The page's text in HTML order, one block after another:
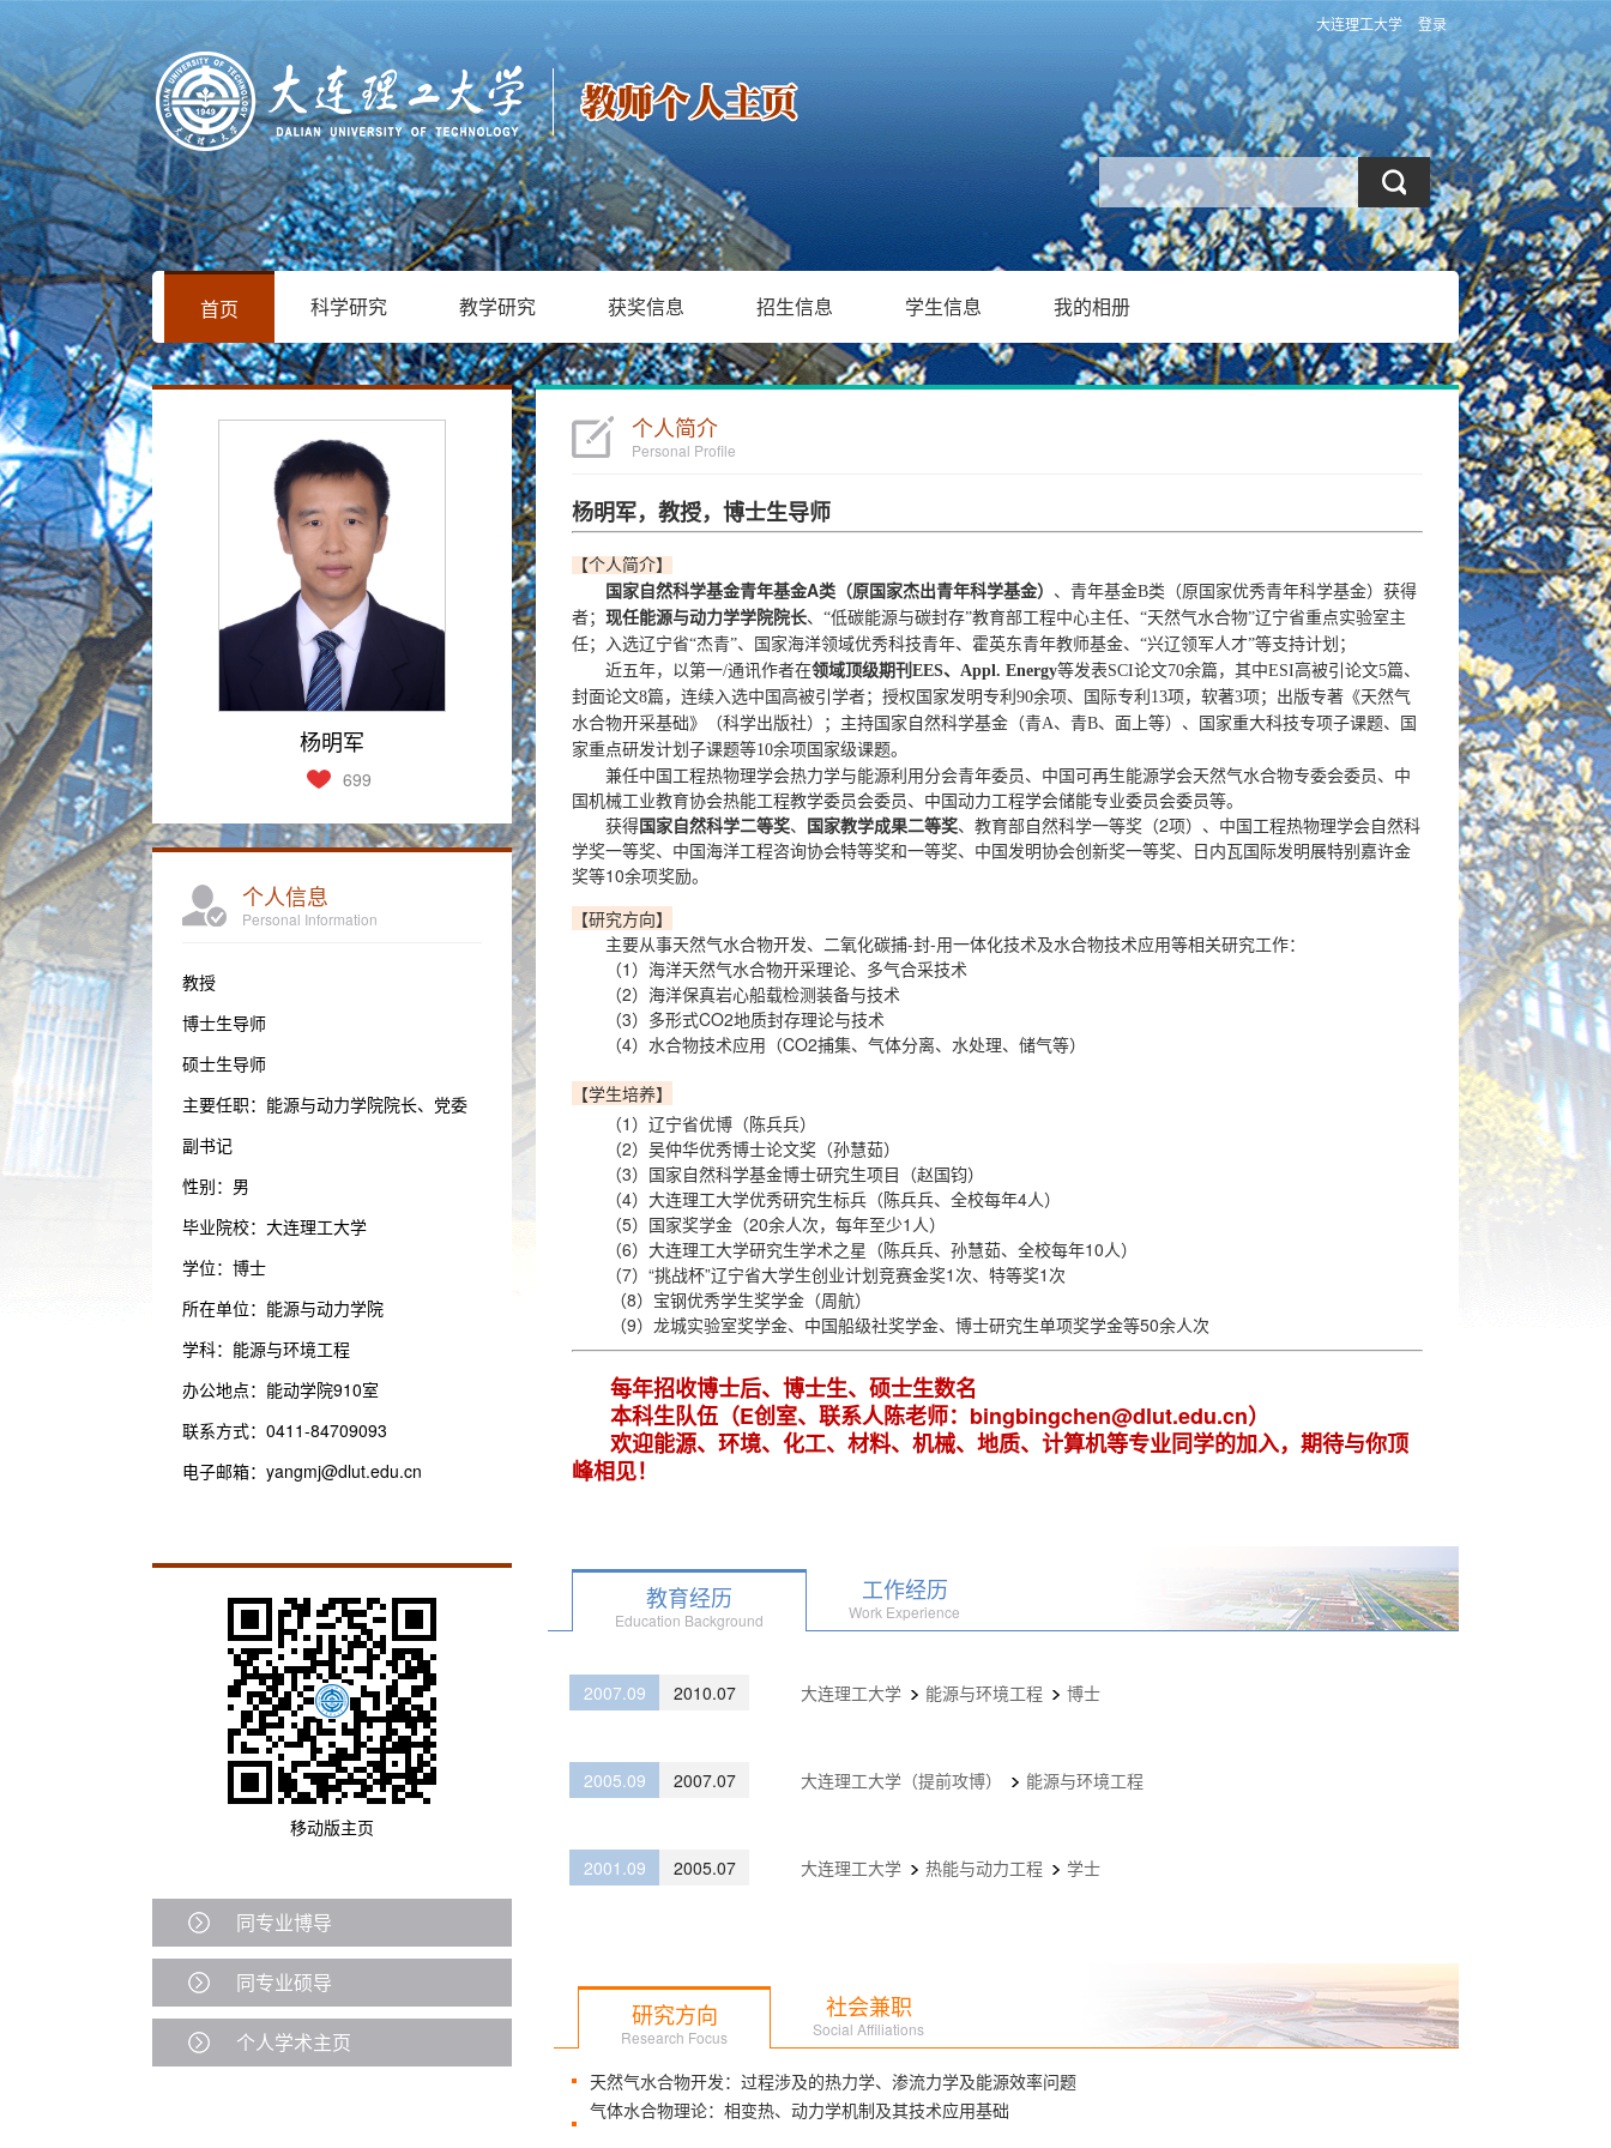
大连理工大学 登录
首页 科学研究 教学研究 获奖信息 招生信息 学生信息 我的相册
杨明军
699
个人信息
Personal Information
教授
博士生导师
硕士生导师
主要任职：能源与动力学院院长、党委
副书记
性别：男
毕业院校：大连理工大学
学位：博士
所在单位：能源与动力学院
学科：能源与环境工程
办公地点：能动学院910室
联系方式： 0411-84709093
电子邮箱： yangmj@dlut.edu.cn
移动版主页
同专业博导
同专业硕导
个人学术主页
个人简介
Personal Profile
杨明军，教授，博士生导师
【个人简介】
国家自然科学基金青年基金A类（原国家杰出青年科学基金）
、青年基金B类（原国家优秀青年科学基金）获得
者； 现任能源与动力学学院院长、“低碳能源与碳封存”教育部工程中心主任、“天然气水合物”辽宁省重点实验室主
任；入选辽宁省“杰青”、国家海洋领域优秀科技青年、霍英东青年教师基金、“兴辽领军人才”等支持计划；
近五年，以第一/通讯作者在领域顶级期刊EES、Appl. Energy等发表SCI论文70余篇，其中ESI高被引论文5篇、
封面论文8篇，连续入选中国高被引学者；授权国家发明专利90余项、国际专利13项，软著3项；出版专著《天然气
水合物开采基础》（科学出版社）；主持国家自然科学基金（青A、青B、面上等）、国家重大科技专项子课题、国
家重点研发计划子课题等10余项国家级课题。
兼任中国工程热物理学会热力学与能源利用分会青年委员、中国可再生能源学会天然气水合物专委会委员、中
国机械工业教育协会热能工程教学委员会委员、中国动力工程学会储能专业委员会委员等。
获得国家自然科学二等奖、 国家教学成果二等奖、教育部自然科学一等奖（2项）、中国工程热物理学会自然科
学奖一等奖、中国海洋工程咨询协会特等奖和一等奖、中国发明协会创新奖一等奖、日内瓦国际发明展特别嘉许金
奖等10余项奖励。
【研究方向】
主要从事天然气水合物开发、二氧化碳捕-封-用一体化技术及水合物技术应用等相关研究工作：
（1）海洋天然气水合物开采理论、多气合采技术
（2）海洋保真岩心船载检测装备与技术
（3）多形式CO2地质封存理论与技术
（4）水合物技术应用（CO2捕集、气体分离、水处理、储气等）
【学生培养】
（1）辽宁省优博（陈兵兵）
（2）吴仲华优秀博士论文奖（孙慧茹）
（3）国家自然科学基金博士研究生项目（赵国钧）
（4）大连理工大学优秀研究生标兵（陈兵兵、全校每年4人）
（5）国家奖学金（20余人次，每年至少1人）
（6）大连理工大学研究生学术之星（陈兵兵、孙慧茹、全校每年10人）
（7）“挑战杯”辽宁省大学生创业计划竞赛金奖1次、特等奖1次
（8）宝钢优秀学生奖学金（周航）
（9）龙城实验室奖学金、中国船级社奖学金、博士研究生单项奖学金等50余人次
每年招收博士后、博士生、硕士生数名
本科生队伍（E创室、联系人陈老师：bingbingchen@dlut.edu.cn）
欢迎能源、环境、化工、材料、机械、地质、计算机等专业同学的加入，期待与你顶
峰相见！
教育经历
Education Background
工作经历
Work Experience
2007.09 2010.07 大连理工大学 能源与环境工程 博士
2005.09 2007.07 大连理工大学（提前攻博） 能源与环境工程
2001.09 2005.07 大连理工大学 热能与动力工程 学士
研究方向
Research Focus
社会兼职
Social Affiliations
天然气水合物开发：过程涉及的热力学、渗流力学及能源效率问题
气体水合物理论：相变热、动力学机制及其技术应用基础